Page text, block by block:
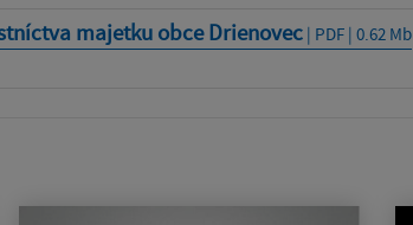
majetku obce Drienovec| PDF | 0.62 Mb